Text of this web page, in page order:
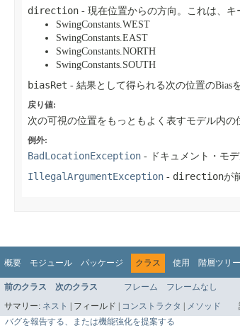
direction - 現在位置からの方向。これは、キ
SwingConstants.WEST
SwingConstants.EAST
SwingConstants.NORTH
SwingConstants.SOUTH
biasRet - 結果として得られる次の位置のBias
戻り値:
次の可視の位置をもっともよく表すモデル内の
例外:
BadLocationException - ドキュメント・モ
IllegalArgumentException - directionが
概要 モジュール パッケージ クラス 使用 階層ツリー
前のクラス 次のクラス フレーム フレームなし
サマリー: ネスト | フィールド | コンストラクタ | メソッド
バグを報告する、または機能強化を提案する